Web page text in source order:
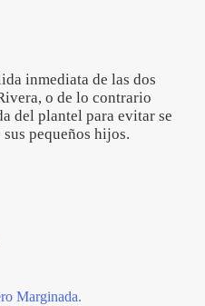
inmediata de las dos
o de lo contrario
del plantel para evitar se
pequeños hijos.
Marginada.